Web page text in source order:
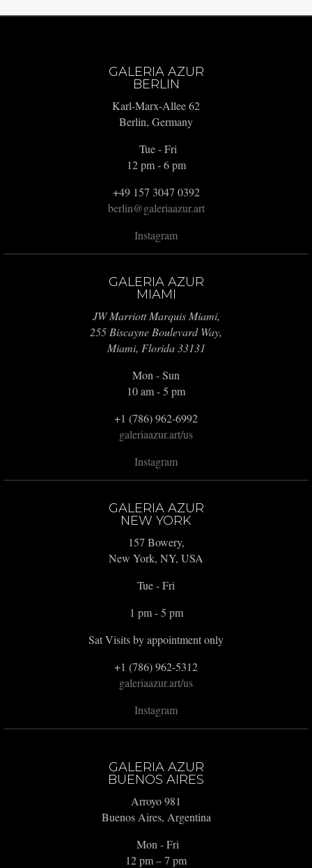
GALERIA AZUR
BERLIN
Karl-Marx-Allee 62
Berlin, Germany
Tue - Fri
12 pm - 6 pm
+49 157 3047 0392
berlin@galeriaazur.art
Instagram
GALERIA AZUR
MIAMI
JW Marriott Marquis Miami,
255 Biscayne Boulevard Way,
Miami, Florida 33131
Mon - Sun
10 am - 5 pm
+1 (786) 962-6992
galeriaazur.art/us
Instagram
GALERIA AZUR
NEW YORK
157 Bowery,
New York, NY, USA
Tue - Fri
1 pm - 5 pm
Sat Visits by appointment only
+1 (786) 962-5312
galeriaazur.art/us
Instagram
GALERIA AZUR
BUENOS AIRES
Arroyo 981
Buenos Aires, Argentina
Mon - Fri
12 pm – 7 pm